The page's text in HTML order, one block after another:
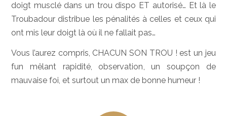
doigt musclé dans un trou dispo ET autorisé… Et là le
Troubadour distribue les pénalités à celles et ceux qui
ont mis leur doigt là où il ne fallait pas…
Vous l’aurez compris, CHACUN SON TROU ! est un jeu
fun mêlant rapidité, observation, un soupçon de
mauvaise foi, et surtout un max de bonne humeur !